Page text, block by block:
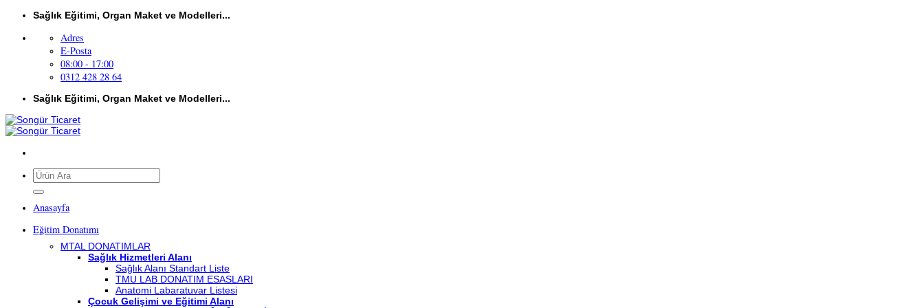
İçeriğeSağlık Eğitimi, Organ Maket ve Modelleri...
Adres
E-Posta
08:00 - 17:00
0312 428 28 64
Sağlık Eğitimi, Organ Maket ve Modelleri...
Ara:
Anasayfa
Eğitim Donatımı
MTAL DONATIMLAR
Sağlık Hizmetleri Alanı
Sağlık Alanı Standart Liste
TMU LAB DONATIM ESASLARI
Anatomi Labaratuvar Listesi
Çocuk Gelişimi ve Eğitimi Alanı